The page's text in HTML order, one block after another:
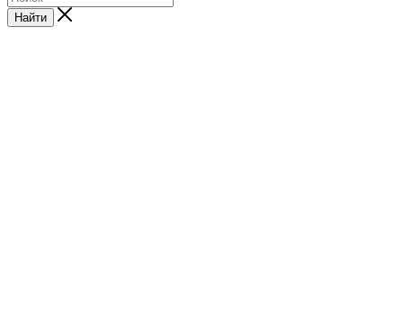
Найти